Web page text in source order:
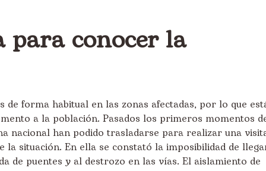
conocer la
forma habitual en las zonas afectadas, por lo que
a la población. Pasados los primeros momentos
nacional han podido trasladarse para realizar una
la situación. En ella se constató la imposibilidad de
de puentes y al destrozo en las vías. El aislamiento de